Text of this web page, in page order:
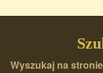
Wyszukaj na